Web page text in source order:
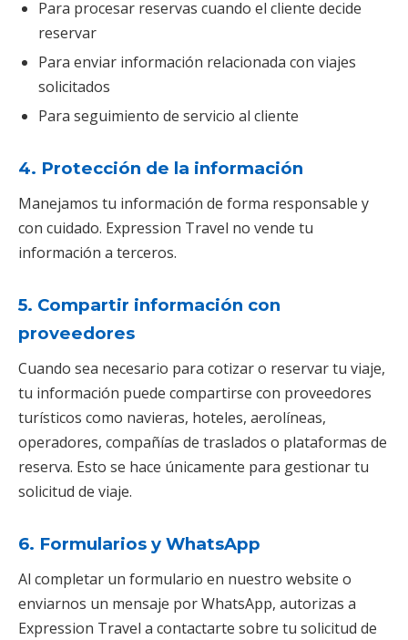
Para procesar reservas cuando el cliente decide
reservar
Para enviar información relacionada con viajes
solicitados
Para seguimiento de servicio al cliente
4. Protección de la información
Manejamos tu información de forma responsable y
con cuidado. Expression Travel no vende tu
información a terceros.
5. Compartir información con
proveedores
Cuando sea necesario para cotizar o reservar tu viaje,
tu información puede compartirse con proveedores
turísticos como navieras, hoteles, aerolíneas,
operadores, compañías de traslados o plataformas de
reserva. Esto se hace únicamente para gestionar tu
solicitud de viaje.
6. Formularios y WhatsApp
Al completar un formulario en nuestro website o
enviarnos un mensaje por WhatsApp, autorizas a
Expression Travel a contactarte sobre tu solicitud de